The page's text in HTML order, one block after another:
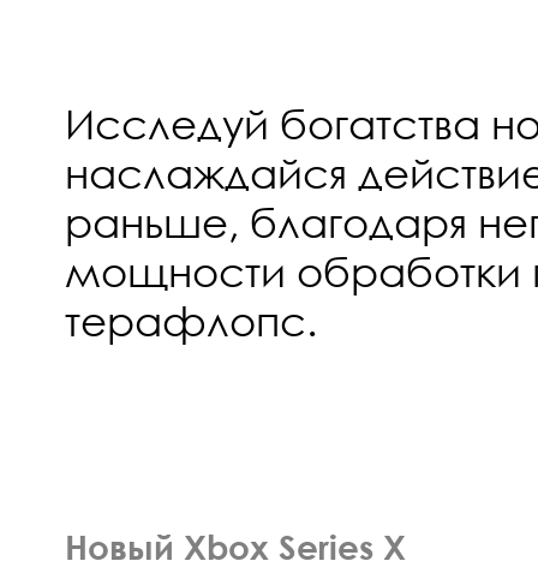
Исследуй богатства
наслаждайся
раньше, благодаря
мощности обработки
терафлопс.
Новый Xbox Series X